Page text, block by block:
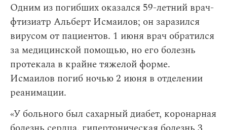
Одним из погибших оказался 59-летний врач-
фтизиатр Альберт Исмаилов; он заразился
вирусом от пациентов. 1 июня врач обратился
за медицинской помощью, но его болезнь
протекала в крайне тяжелой форме.
Исмаилов погиб ночью 2 июня в отделении
реанимации.
«У больного был сахарный диабет, коронарная